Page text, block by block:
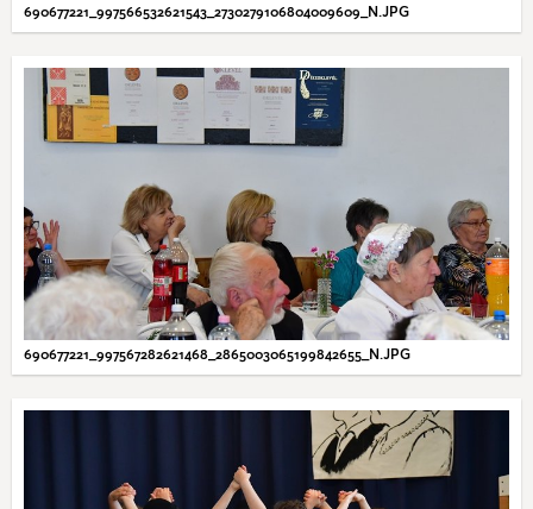
690677221_997566532621543_2730279106804009609_N.JPG
690677221_997567282621468_2865003065199842655_N.JPG